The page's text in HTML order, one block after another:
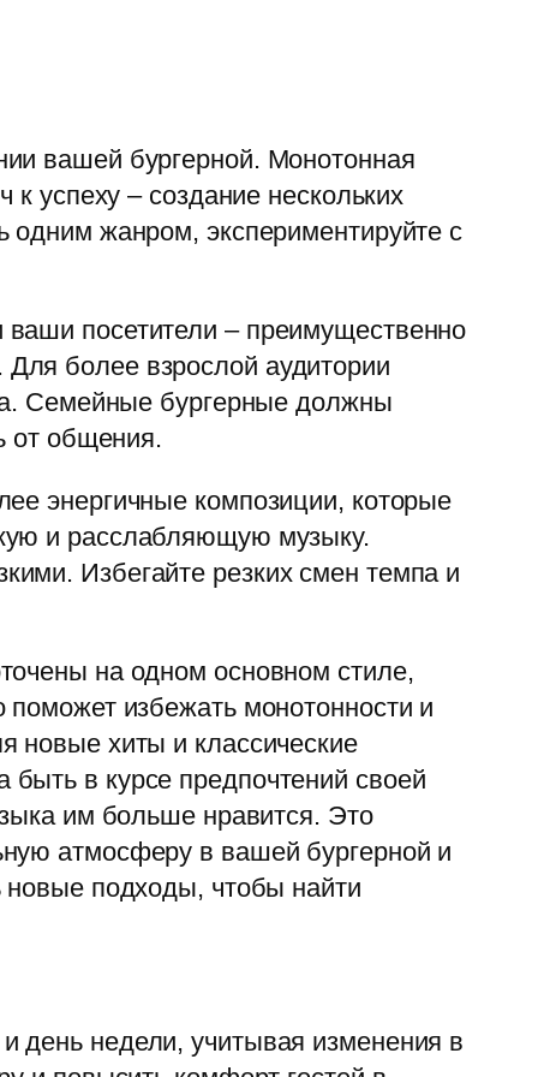
вашей бургерной. Монотонная
успеху – создание нескольких
одним жанром, экспериментируйте с
посетители – преимущественно
более взрослой аудитории
Семейные бургерные должны
от общения.
энергичные композиции, которые
и расслабляющую музыку.
Избегайте резких смен темпа и
на одном основном стиле,
избежать монотонности и
новые хиты и классические
в курсе предпочтений своей
им больше нравится. Это
атмосферу в вашей бургерной и
новые подходы, чтобы найти
день недели, учитывая изменения в